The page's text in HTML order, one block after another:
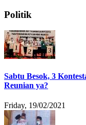
Politik
Sabtu Besok, 3
Reunian ya?
Friday, 19/02/2021